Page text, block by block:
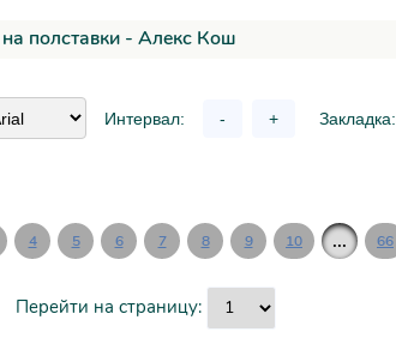
полставки - Алекс Кош
Интервал: - + Закладка:
4 5 6 7 8 9 10 ... 66
Перейти на страницу: